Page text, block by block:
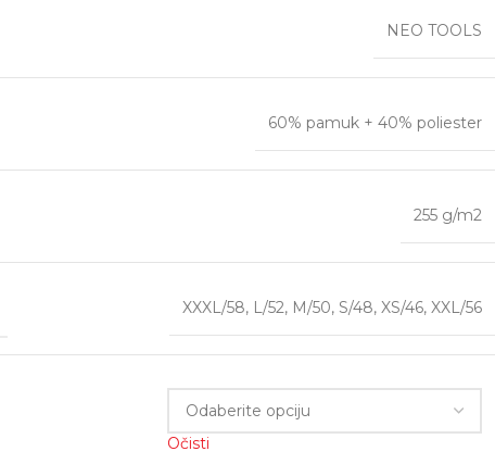
NEO TOOLS
60% pamuk + 40% poliester
255 g/m2
XXXL/58, L/52, M/50, S/48, XS/46, XXL/56
Očisti